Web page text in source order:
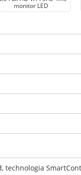
monitor LED
technologia